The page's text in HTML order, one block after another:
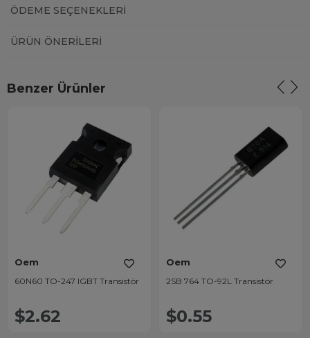
ÖDEME SEÇENEKLERI
ÜRÜN ÖNERILERI
Benzer Ürünler
Oem
60N60 TO-247 IGBT Transistör
$2.62
Oem
2SB 764 TO-92L Transistör
$0.55